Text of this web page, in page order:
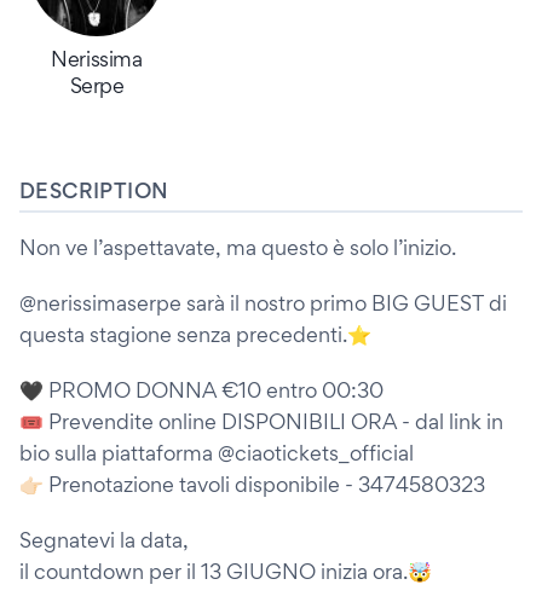
Nerissima
Serpe
DESCRIPTION
Non ve l’aspettavate, ma questo è solo l’inizio.
@nerissimaserpe sarà il nostro primo BIG GUEST di
questa stagione senza precedenti.⭐️
🖤 PROMO DONNA €10 entro 00:30
🎟️ Prevendite online DISPONIBILI ORA - dal link in
bio sulla piattaforma @ciaotickets_official
👉🏻 Prenotazione tavoli disponibile - 3474580323
Segnatevi la data,
il countdown per il 13 GIUGNO inizia ora.🤯